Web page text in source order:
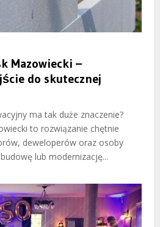
Mazowiecki –
do skutecznej
ma tak duże znaczenie?
to rozwiązanie chętnie
deweloperów oraz osoby
lub modernizację...